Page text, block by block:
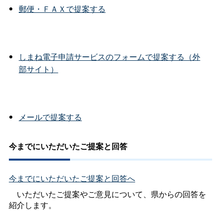
郵便・ＦＡＸで提案する
しまね電子申請サービスのフォームで提案する（外
部サイト）
メールで提案する
今までにいただいたご提案と回答
今までにいただいたご提案と回答へ
いただいたご提案やご意見について、県からの回答を
紹介します。